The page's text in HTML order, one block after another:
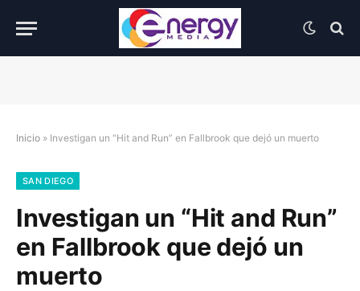
Inicio » Investigan un “Hit and Run” en Fallbrook que dejó un muerto
SAN DIEGO
Investigan un “Hit and Run”
en Fallbrook que dejó un
muerto